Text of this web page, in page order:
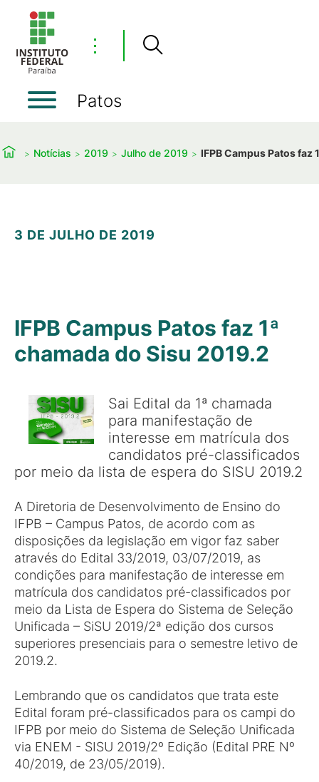
⋮
Patos
Notícias 2019 Julho de 2019 IFPB Campus Patos faz
3 DE JULHO DE 2019
IFPB Campus Patos faz 1ª
chamada do Sisu 2019.2
Sai Edital da 1ª chamada
para manifestação de
interesse em matrícula dos
candidatos pré-classificados
por meio da lista de espera do SISU 2019.2
A Diretoria de Desenvolvimento de Ensino do
IFPB – Campus Patos, de acordo com as
disposições da legislação em vigor faz saber
através do Edital 33/2019, 03/07/2019, as
condições para manifestação de interesse em
matrícula dos candidatos pré-classificados por
meio da Lista de Espera do Sistema de Seleção
Unificada – SiSU 2019/2ª edição dos cursos
superiores presenciais para o semestre letivo de
2019.2.
Lembrando que os candidatos que trata este
Edital foram pré-classificados para os campi do
IFPB por meio do Sistema de Seleção Unificada
via ENEM - SISU 2019/2º Edição (Edital PRE Nº
40/2019, de 23/05/2019).